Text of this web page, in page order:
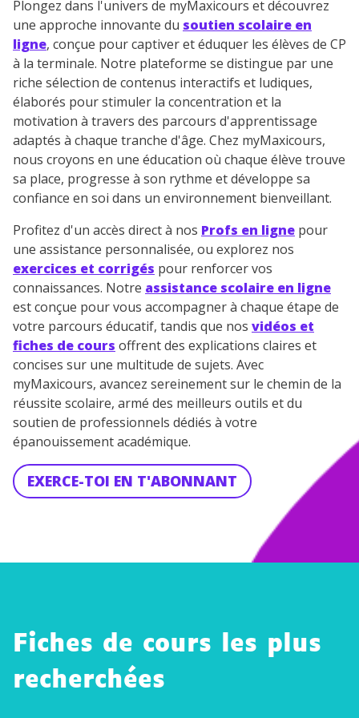
Plongez dans l'univers de myMaxicours et découvrez
une approche innovante du soutien scolaire en
ligne, conçue pour captiver et éduquer les élèves de CP
à la terminale. Notre plateforme se distingue par une
riche sélection de contenus interactifs et ludiques,
élaborés pour stimuler la concentration et la
motivation à travers des parcours d'apprentissage
adaptés à chaque tranche d'âge. Chez myMaxicours,
nous croyons en une éducation où chaque élève trouve
sa place, progresse à son rythme et développe sa
confiance en soi dans un environnement bienveillant.
Profitez d'un accès direct à nos Profs en ligne pour
une assistance personnalisée, ou explorez nos
exercices et corrigés pour renforcer vos
connaissances. Notre assistance scolaire en ligne
est conçue pour vous accompagner à chaque étape de
votre parcours éducatif, tandis que nos vidéos et
fiches de cours offrent des explications claires et
concises sur une multitude de sujets. Avec
myMaxicours, avancez sereinement sur le chemin de la
réussite scolaire, armé des meilleurs outils et du
soutien de professionnels dédiés à votre
épanouissement académique.
EXERCE-TOI EN T'ABONNANT
Fiches de cours les plus
recherchées